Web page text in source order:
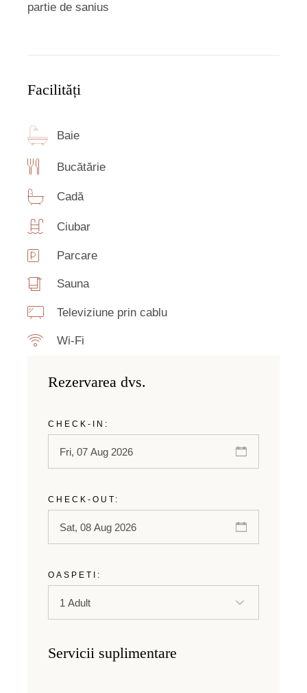
partie de sanius
Facilități
Baie
Bucătărie
Cadă
Ciubar
Parcare
Sauna
Televiziune prin cablu
Wi-Fi
Rezervarea dvs.
CHECK-IN:
CHECK-OUT:
OASPETI:
Servicii suplimentare